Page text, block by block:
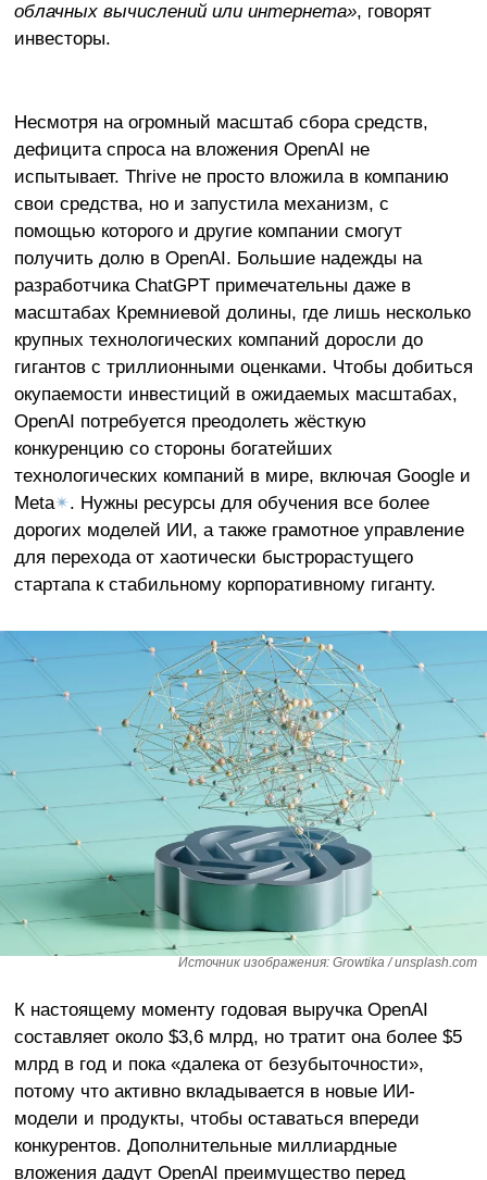
облачных вычислений или интернета», говорят
инвесторы.
Несмотря на огромный масштаб сбора средств,
дефицита спроса на вложения OpenAI не
испытывает. Thrive не просто вложила в компанию
свои средства, но и запустила механизм, с
помощью которого и другие компании смогут
получить долю в OpenAI. Большие надежды на
разработчика ChatGPT примечательны даже в
масштабах Кремниевой долины, где лишь несколько
крупных технологических компаний доросли до
гигантов с триллионными оценками. Чтобы добиться
окупаемости инвестиций в ожидаемых масштабах,
OpenAI потребуется преодолеть жёсткую
конкуренцию со стороны богатейших
технологических компаний в мире, включая Google и
Meta✴. Нужны ресурсы для обучения все более
дорогих моделей ИИ, а также грамотное управление
для перехода от хаотически быстрорастущего
стартапа к стабильному корпоративному гиганту.
Источник изображения: Growtika / unsplash.com
К настоящему моменту годовая выручка OpenAI
составляет около $3,6 млрд, но тратит она более $5
млрд в год и пока «далека от безубыточности»,
потому что активно вкладывается в новые ИИ-
модели и продукты, чтобы оставаться впереди
конкурентов. Дополнительные миллиардные
вложения дадут OpenAI преимущество перед